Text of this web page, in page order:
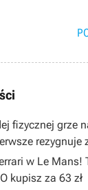
fizycznej grze
rezygnuje
w Le Mans!
kupisz za 63 zł